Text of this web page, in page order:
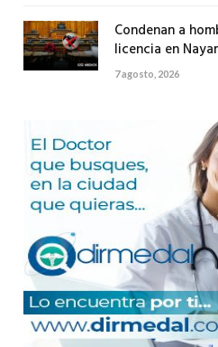
Condenan a
licencia en
7 agosto, 2026